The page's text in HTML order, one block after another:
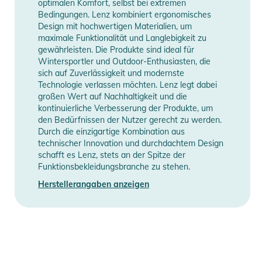
Produktinformationen und
Sicherheitshinweise
Gebrauchsanweisungen, Sicherheitshinweise und Warnungen
finden Sie direkt am Produkt.
optimalen Komfort, selbst bei extremen
Bedingungen. Lenz kombiniert ergonomisches
Design mit hochwertigen Materialien, um
maximale Funktionalität und Langlebigkeit zu
gewährleisten. Die Produkte sind ideal für
Wintersportler und Outdoor-Enthusiasten, die
sich auf Zuverlässigkeit und modernste
Technologie verlassen möchten. Lenz legt dabei
großen Wert auf Nachhaltigkeit und die
kontinuierliche Verbesserung der Produkte, um
den Bedürfnissen der Nutzer gerecht zu werden.
Durch die einzigartige Kombination aus
technischer Innovation und durchdachtem Design
schafft es Lenz, stets an der Spitze der
Funktionsbekleidungsbranche zu stehen.
Herstellerangaben anzeigen